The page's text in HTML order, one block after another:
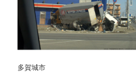
多賀城市